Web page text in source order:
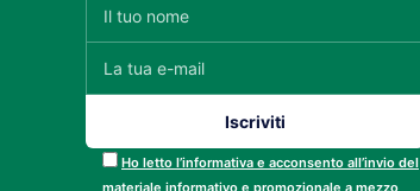
Ho letto l’informativa e acconsento all’invio del
materiale informativo e promozionale a mezzo